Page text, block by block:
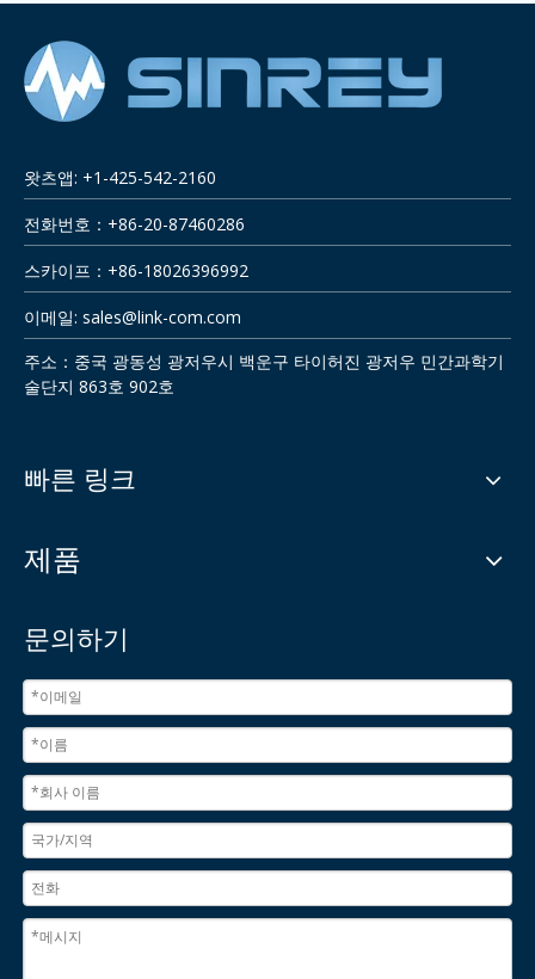
왓츠앱: +1-425-542-2160
전화번호：+86-20-87460286
스카이프：+86-18026396992
이메일: sales@link-com.com
주소：중국 광동성 광저우시 백운구 타이허진 광저우 민간과학기
술단지 863호 902호
빠른 링크
제품
문의하기